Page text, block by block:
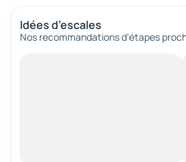
Idées d’escales
Nos recommandations d'étapes